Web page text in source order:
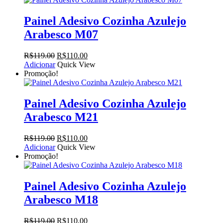
Painel Adesivo Cozinha Azulejo
Arabesco M07
R$119.00 O
preço
original
era:
R$110.00O
preço
é:
Adicionar Quick View
Promoção!
Painel Adesivo Cozinha Azulejo
Arabesco M21
R$119.00 O
preço
original
era:
R$110.00O
preço
é:
Adicionar Quick View
Promoção!
Painel Adesivo Cozinha Azulejo
Arabesco M18
R$119.00 O
R$110.00O